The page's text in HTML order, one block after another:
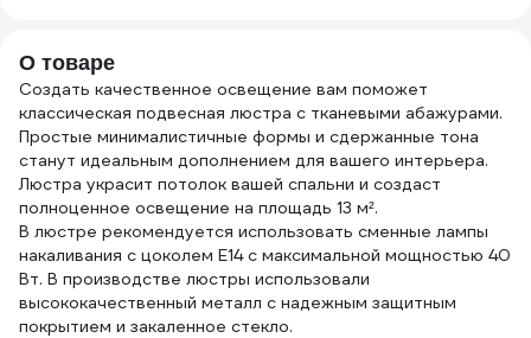
О товаре
Создать качественное освещение вам поможет
классическая подвесная люстра с тканевыми абажурами.
Простые минималистичные формы и сдержанные тона
станут идеальным дополнением для вашего интерьера.
Люстра украсит потолок вашей спальни и создаст
полноценное освещение на площадь 13 м².
В люстре рекомендуется использовать сменные лампы
накаливания с цоколем Е14 с максимальной мощностью 40
Вт. В производстве люстры использовали
высококачественный металл с надежным защитным
покрытием и закаленное стекло.